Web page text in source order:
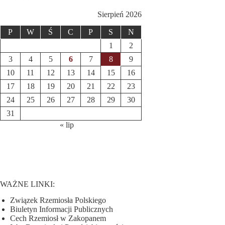
Sierpień 2026
P W Ś C P S
N
1
2
3
4 5 6 7 8
9
10
11 12 13 14 15
16
17
18 19 20 21 22
23
24
25 26 27 28 29
30
31
« lip
WAŻNE LINKI:
Związek Rzemiosła Polskiego
Biuletyn Informacji Publicznych
Cech Rzemiosł w Zakopanem